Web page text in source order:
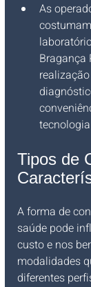
As
Bragança
Tipos de
A forma de
saúde pode
custo e nos
modalidades
diferentes